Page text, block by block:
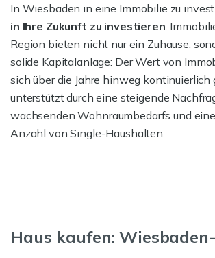
In Wiesbaden in eine Immobilie zu
in Ihre Zukunft zu investieren.
Region bieten nicht nur ein Zuhause,
solide Kapitalanlage: Der Wert von
sich über die Jahre hinweg kontinuierlich
unterstützt durch eine steigende
wachsenden Wohnraumbedarfs und
Anzahl von Single-Haushalten.
Haus kaufen: